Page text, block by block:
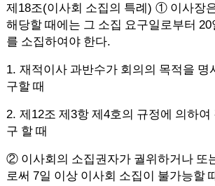
제 18조(이사회 소집의 특례) ① 이사장
해당할 때에는 그 소집 요구일로부터 20
를 소집하여야 한다.
1. 재적이사 과반수가 회의의 목적을 명
구할 때
2. 제 12조 제3항 제4호의 규정에 의하여
구 할 때
② 이사회의 소집권자가 궐위하거나 또
로써 7일 이상 이사회 소집이 불가능할